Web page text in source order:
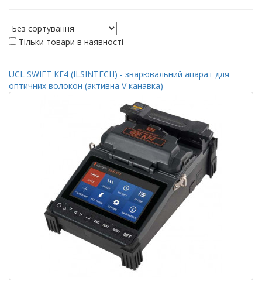
Тільки товари в наявності
UCL SWIFT KF4 (ILSINTECH) - зварювальний апарат для
оптичних волокон (активна V канавка)